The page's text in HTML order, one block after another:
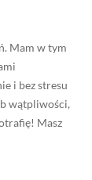
Mam w tym
i bez stresu
wątpliwości,
Masz